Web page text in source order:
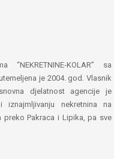
KOLAR” sa
je 2004. god. Vlasnik
djelatnost agencije je
nekretnina na
preko Pakraca i Lipika, pa sve